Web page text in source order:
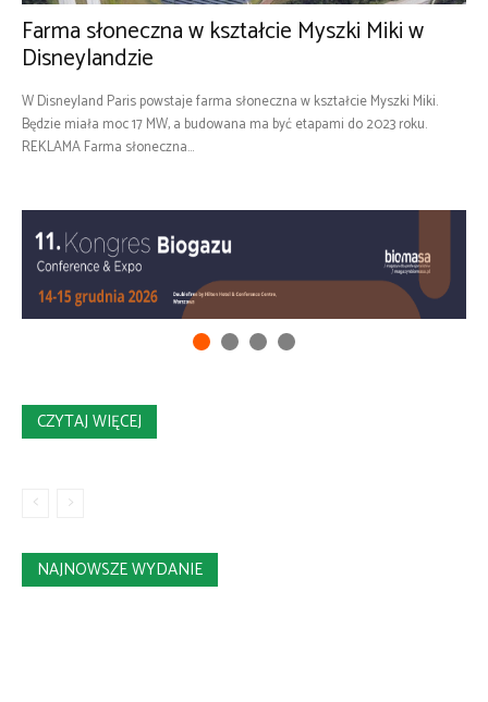
Farma słoneczna w kształcie Myszki Miki w
Disneylandzie
W Disneyland Paris powstaje farma słoneczna w kształcie Myszki Miki.
Będzie miała moc 17 MW, a budowana ma być etapami do 2023 roku.
REKLAMA Farma słoneczna...
CZYTAJ WIĘCEJ
NAJNOWSZE WYDANIE